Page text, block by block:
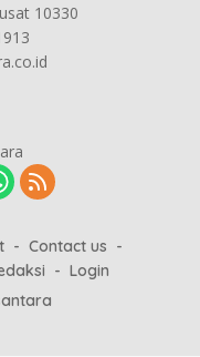
10330
Contact us
Login